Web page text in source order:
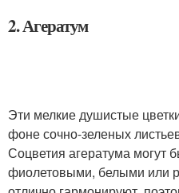
2. Агератум
Эти мелкие душистые
фоне сочно-зеленых
Соцветия агератума могут
фиолетовыми, белыми или